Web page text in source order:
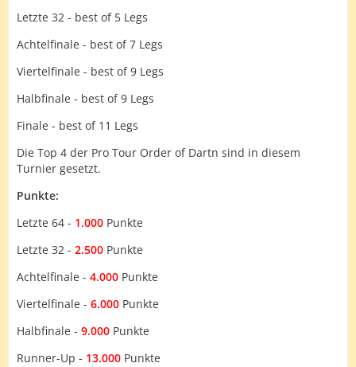
Letzte 32 - best of 5 Legs
Achtelfinale - best of 7 Legs
Viertelfinale - best of 9 Legs
Halbfinale - best of 9 Legs
Finale - best of 11 Legs
Die Top 4 der Pro Tour Order of Dartn sind in diesem
Turnier gesetzt.
Punkte:
Letzte 64 - 1.000 Punkte
Letzte 32 - 2.500 Punkte
Achtelfinale - 4.000 Punkte
Viertelfinale - 6.000 Punkte
Halbfinale - 9.000 Punkte
Runner-Up - 13.000 Punkte